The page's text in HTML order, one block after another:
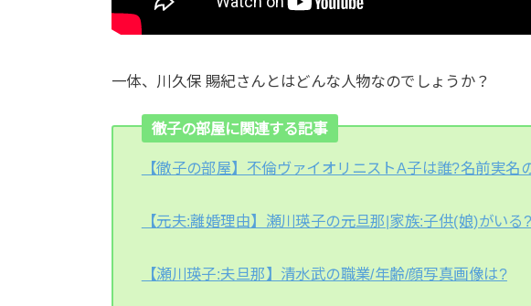
一体、川久保 賜紀さんとはどんな人物なのでしょうか？
徹子の部屋に関連する記事
【徹子の部屋】不倫ヴァイオリニストA子は誰?名前実名
【元夫:離婚理由】瀬川瑛子の元旦那|家族:子供(娘)がいる?
【瀬川瑛子:夫旦那】清水武の職業/年齢/顔写真画像は?